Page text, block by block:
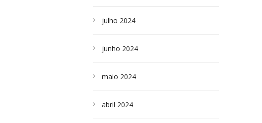
julho 2024
junho 2024
maio 2024
abril 2024